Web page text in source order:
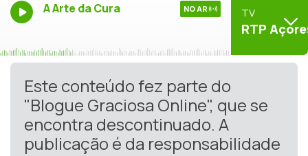
A Arte da Cura NO AR TV
RTP
Este conteúdo fez parte do
"Blogue Graciosa Online", que se
encontra descontinuado. A
publicação é da responsabilidade